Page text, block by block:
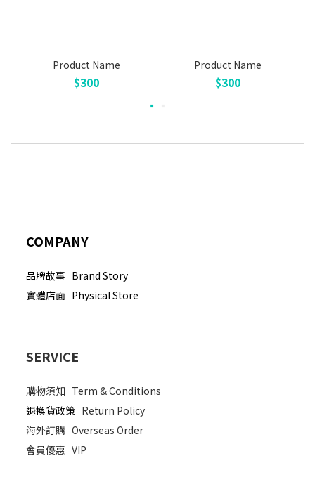
Product Name
$300
Product Name
$300
COMPANY
品牌故事 Brand Story
實體店面 Physical Store
SERVICE
購物須知 Term & Conditions
退換貨政策 Return Policy
海外訂購 Overseas Order
會員優惠 VIP